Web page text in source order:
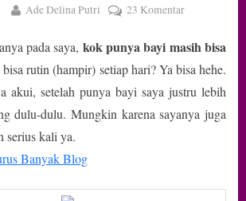
By
Ade Delina Putri 23 Komentarpada
Punya
Bayi
Bisa
Ngeblog?
pada saya, kok punya bayi masih bisa
rutin (hampir) setiap hari? Ya bisa hehe.
akui, setelah punya bayi saya justru lebih
dulu-dulu. Mungkin karena sayanya juga
serius kali ya.
Banyak Blog